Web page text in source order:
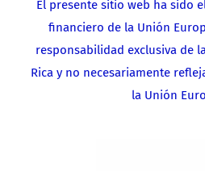
El presente sitio web ha sido
financiero de la Unión
responsabilidad exclusiva de
Rica y no necesariamente
la Unión